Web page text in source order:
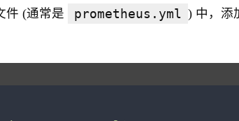
件 (通常是 prometheus.yml ) 中，添